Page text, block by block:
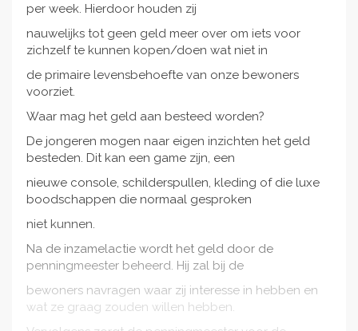
per week. Hierdoor houden zij
nauwelijks tot geen geld meer over om iets voor
zichzelf te kunnen kopen/doen wat niet in
de primaire levensbehoefte van onze bewoners
voorziet.
Waar mag het geld aan besteed worden?
De jongeren mogen naar eigen inzichten het geld
besteden. Dit kan een game zijn, een
nieuwe console, schilderspullen, kleding of die luxe
boodschappen die normaal gesproken
niet kunnen.
Na de inzamelactie wordt het geld door de
penningmeester beheerd. Hij zal bij de
bewoners navragen waar zij interesse in hebben en
wat ze graag zouden willen hebben.